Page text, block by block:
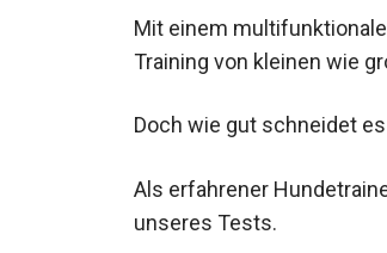
Mit einem
Training von kleinen wie
Doch wie gut schneidet
Als erfahrener
unseres Tests.